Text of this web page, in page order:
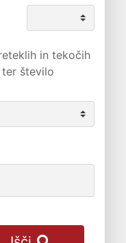
in tekočih
število